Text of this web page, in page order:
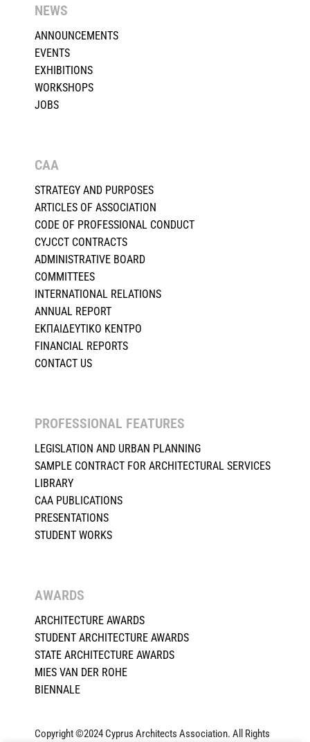
NEWS
ANNOUNCEMENTS
EVENTS
EXHIBITIONS
WORKSHOPS
JOBS
CAA
STRATEGY AND PURPOSES
ARTICLES OF ASSOCIATION
CODE OF PROFESSIONAL CONDUCT
CYJCCT CONTRACTS
ADMINISTRATIVE BOARD
COMMITTEES
INTERNATIONAL RELATIONS
ANNUAL REPORT
ΕΚΠΑΙΔΕΥΤΙΚΟ ΚΕΝΤΡΟ
FINANCIAL REPORTS
CONTACT US
PROFESSIONAL FEATURES
LEGISLATION AND URBAN PLANNING
SAMPLE CONTRACT FOR ARCHITECTURAL SERVICES
LIBRARY
CAA PUBLICATIONS
PRESENTATIONS
STUDENT WORKS
AWARDS
ARCHITECTURE AWARDS
STUDENT ARCHITECTURE AWARDS
STATE ARCHITECTURE AWARDS
MIES VAN DER ROHE
BIENNALE
Copyright ©2024 Cyprus Architects Association. All Rights